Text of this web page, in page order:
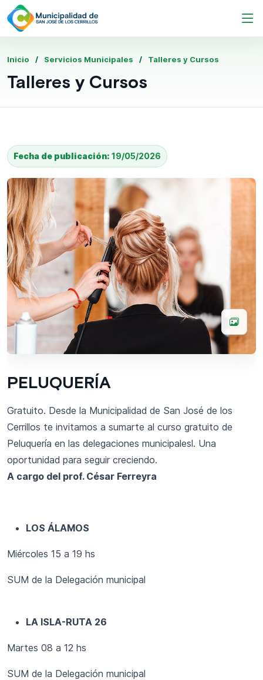
Inicio Servicios Municipales Talleres y Cursos
Talleres y Cursos
Fecha de publicación: 19/05/2026
PELUQUERÍA
Gratuito. Desde la Municipalidad de San José de los
Cerrillos te invitamos a sumarte al curso gratuito de
Peluquería en las delegaciones municipalesl. Una
oportunidad para seguir creciendo.
A cargo del prof. César Ferreyra
LOS ÁLAMOS
Miércoles 15 a 19 hs
SUM de la Delegación municipal
LA ISLA-RUTA 26
Martes 08 a 12 hs
SUM de la Delegación municipal